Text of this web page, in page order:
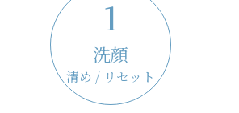
1
洗顔
清め / リセット